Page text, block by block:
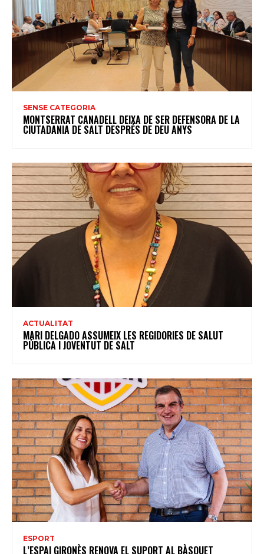
SENSE CATEGORIA
MONTSERRAT CANADELL DEIXA DE SER DEFENSORA DE LA
CIUTADANIA DE SALT DESPRÉS DE DEU ANYS
ACTUALITAT
MARI DELGADO ASSUMEIX LES REGIDORIES DE SALUT
PÚBLICA I JOVENTUT DE SALT
ESPORT
L’ESPAI GIRONÈS RENOVA EL SUPORT AL BÀSQUET